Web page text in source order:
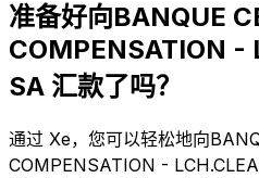
准备好向BANQUE
COMPENSATION -
SA 汇款了吗？
通过 Xe，您可以轻松地向
COMPENSATION -